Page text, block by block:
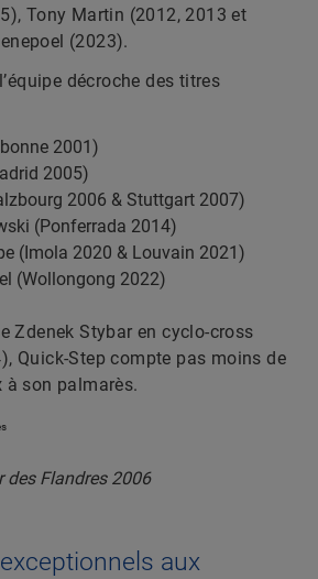
Tony Martin (2012, 2013 et
(2023).
décroche des titres
2001)
2005)
2006 & Stuttgart 2007)
(Ponferrada 2014)
(Imola 2020 & Louvain 2021)
(Wollongong 2022)
Zdenek Stybar en cyclo-cross
Quick-Step compte pas moins de
à son palmarès.
aux